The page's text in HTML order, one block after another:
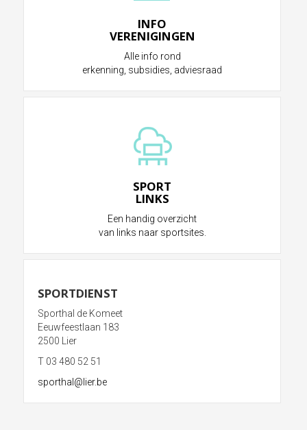
INFO
VERENIGINGEN
Alle info rond
erkenning, subsidies, adviesraad
SPORT
LINKS
Een handig overzicht
van links naar sportsites.
SPORTDIENST
Sporthal de Komeet
Eeuwfeestlaan 183
2500 Lier
T 03 480 52 51
sporthal@lier.be